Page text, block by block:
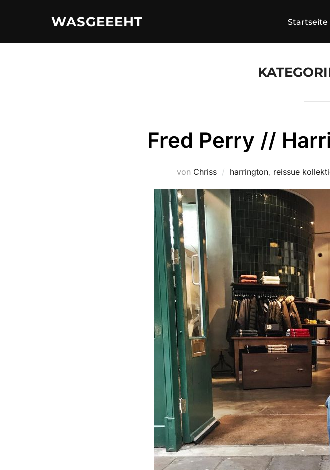
WASGEEEHT Startseite
Fred Perry //
von Chriss harrington, reissue